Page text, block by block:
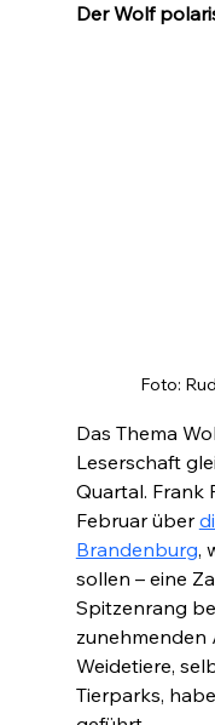
Der Wolf
Foto:
Das Thema
Leserschaft
Quartal. Frank
Februar über
Brandenburg,
sollen – eine
Spitzenrang
zunehmenden
Weidetiere,
Tierparks,